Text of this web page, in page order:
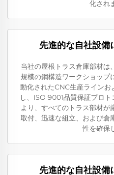
化され
先進的な自社設備
当社の屋根トラス倉庫部材は
規模の鋼構造ワークショップ
動化されたCNC生産ライン
し、ISO 9001品質保証プロ
より、すべてのトラス部材が
取付、迅速な組立、および倉
性を確保
先進的な自社設備